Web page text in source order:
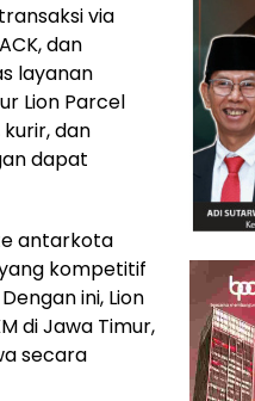
via
dan
layanan
Lion Parcel
dan
dapat
antarkota
kompetitif
ini, Lion
di Jawa Timur,
secara